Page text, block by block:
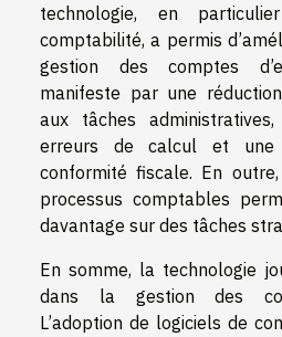
technologie, en
comptabilité, a permis
gestion des comptes
manifeste par une
aux tâches
erreurs de calcul et une
conformité fiscale. En
processus comptables
davantage sur des tâches
En somme, la technologie
dans la gestion des
L’adoption de logiciels de